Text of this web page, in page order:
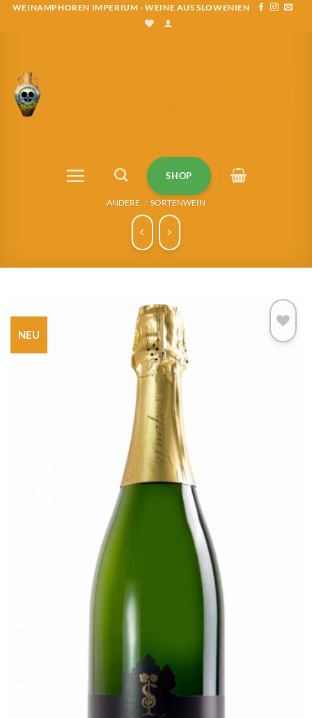
ZumWEINAMPHOREN IMPERIUM - WEINE AUS SLOWENIEN
SHOP
ANDERE / SORTENWEIN
NEU